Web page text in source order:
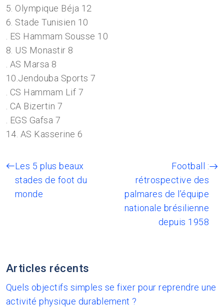
5. Olympique Béja 12
6. Stade Tunisien 10
. ES Hammam Sousse 10
8. US Monastir 8
. AS Marsa 8
10.Jendouba Sports 7
. CS Hammam Lif 7
. CA Bizertin 7
. EGS Gafsa 7
14. AS Kasserine 6
Les 5 plus beaux
stades de foot du
monde
Football :
rétrospective des
palmares de l’équipe
nationale brésilienne
depuis 1958
Articles récents
Quels objectifs simples se fixer pour reprendre une
activité physique durablement ?